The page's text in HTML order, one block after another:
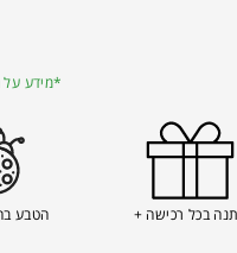
*מידע על
בכל רכישה + הטבע